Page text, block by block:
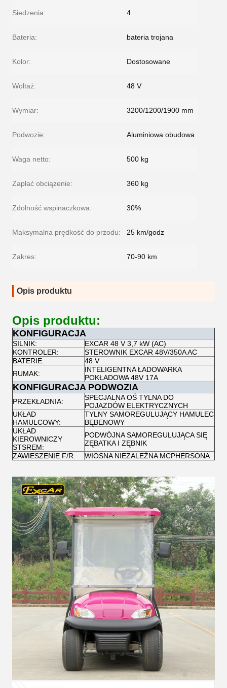
Siedzenia: 4
Bateria: bateria trojana
Kolor: Dostosowane
Woltaż: 48 V
Wymiar: 3200/1200/1900 mm
Podwozie: Aluminiowa obudowa
Waga netto: 500 kg
Zapłać obciążenie: 360 kg
Zdolność wspinaczkowa: 30%
Maksymalna prędkość do przodu: 25 km/godz
Zakres: 70-90 km
Opis produktu
Opis produktu:
KONFIGURACJA
SILNIK:
EXCAR 48 V 3,7 kW (AC)
KONTROLER:
STEROWNIK EXCAR 48V/350A AC
BATERIE:
48 V
RUMAK:
INTELIGENTNA ŁADOWARKA
POKŁADOWA 48V 17A
KONFIGURACJA PODWOZIA
PRZEKŁADNIA:
SPECJALNA OŚ TYLNA DO
POJAZDÓW ELEKTRYCZNYCH
UKŁAD
HAMULCOWY:
TYLNY SAMOREGULUJĄCY HAMULEC
BĘBENOWY
UKŁAD
KIEROWNICZY
STSREM:
PODWÓJNA SAMOREGULUJĄCA SIĘ
ZĘBATKA I ZĘBNIK
ZAWIESZENIE F/R:
WIOSNA NIEZALEŻNA MCPHERSONA